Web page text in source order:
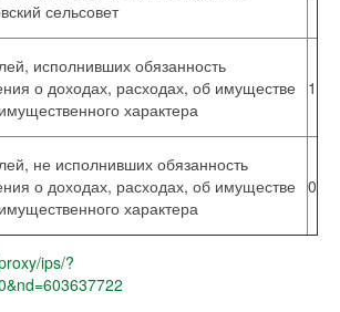
сельсовет
исполнивших обязанность
о доходах, расходах, об имуществе
характера
1
не исполнивших обязанность
о доходах, расходах, об имуществе
характера
0
ips/?